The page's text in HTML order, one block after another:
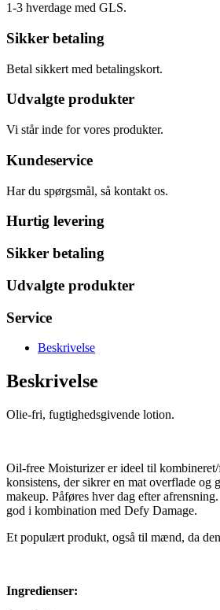
1-3 hverdage med GLS.
Sikker betaling
Betal sikkert med betalingskort.
Udvalgte produkter
Vi står inde for vores produkter.
Kundeservice
Har du spørgsmål, så kontakt os.
Hurtig levering
Sikker betaling
Udvalgte produkter
Service
Beskrivelse
Beskrivelse
Olie-fri, fugtighedsgivende lotion.
Oil-free Moisturizer er ideel til
konsistens, der sikrer en mat overflade og
makeup. Påføres hver dag efter
god i kombination med Defy Damage.
Et populært produkt, også til mænd, da
Ingredienser: